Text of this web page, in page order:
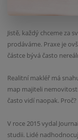
Jistě, každý chceme za
prodáváme. Praxe je
částce bývá často
Realitní makléř má
map majiteli
často vidí naopak. Proč?
V roce 2015 vydal
studii. Lidé